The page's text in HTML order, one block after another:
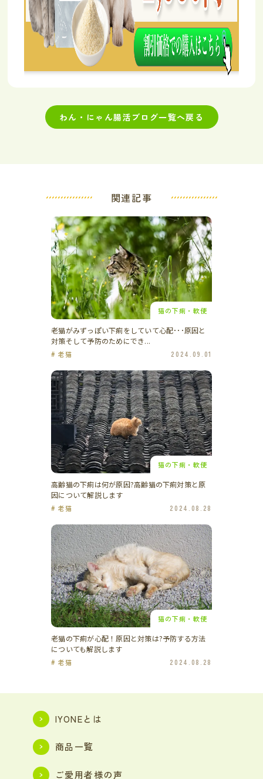
わん・にゃん腸活ブログ一覧へ戻る
関連記事
猫の下痢・軟便
老猫がみずっぽい下痢をしていて心配･･･原因と
対策そして予防のためにでき...
# 老猫 2024.09.01
猫の下痢・軟便
高齢猫の下痢は何が原因?高齢猫の下痢対策と原
因について解説します
# 老猫 2024.08.28
猫の下痢・軟便
老猫の下痢が心配！原因と対策は?予防する方法
についても解説します
# 老猫 2024.08.28
IYONEとは
商品一覧
ご愛用者様の声